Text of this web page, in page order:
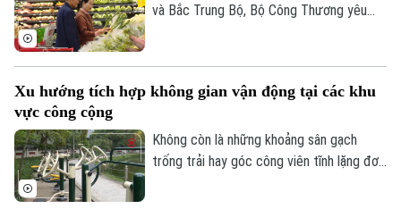
Hà Nội
Xã hội
An ninh trật tự
Công nghệ
Hà Nội
Nhịp sống Hà Nội
Người Hà Nội
Khoảnh khắc Hà Nội
Ẩm thực
Thế giới
Tin tức
Quân sự
Hồ sơ
Kinh tế
Tin tức
Nhà đất
và Bắc Trung Bộ, Bộ Công Thương yêu
trạng đầu cơ, tăng giá trong thiên tai.
Xu hướng tích hợp không gian vận động tại các khu
vực công cộng
Không còn là những khoảng sân gạch
trống trải hay góc công viên tĩnh lặng đơn